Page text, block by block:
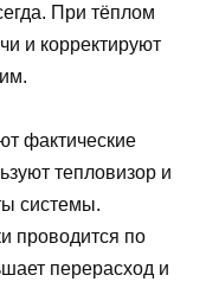
При тёплом
и корректируют
фактические
тепловизор и
системы.
проводится по
перерасход и